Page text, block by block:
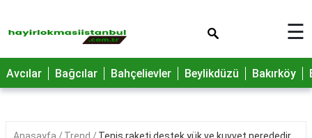
☰
Avcılar Bağcılar Bahçelievler Beylikdüzü Bakırköy